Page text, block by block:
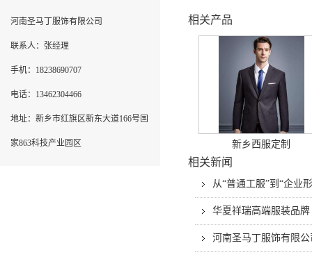
相关产品
新乡西服定制
相关新闻
从“普通工服”到“企业
华夏祥瑞高端服装品牌
河南圣马丁服饰有限公
河南圣马丁服饰有限公司
联系人：张经理
手机：18238690707
电话：13462304466
地址：新乡市红旗区新东大道166号国
家863科技产业园区